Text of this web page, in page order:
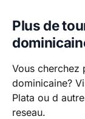
Plus de
Vous cherchez
dominicaine?
Plata ou d
reseau.